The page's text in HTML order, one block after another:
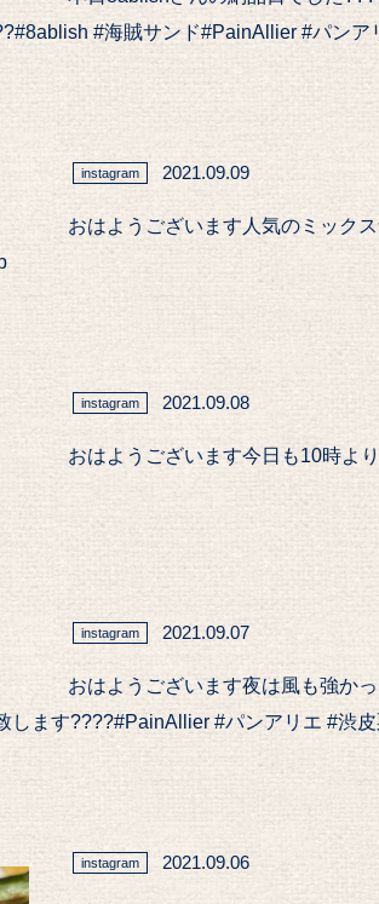
#海賊サンド#PainAllier #パンア
instagram 2021.09.09
おはようございます人気のミック
instagram 2021.09.08
おはようございます今日も10時よ
instagram 2021.09.07
おはようございます夜は風も強か
ます????#PainAllier #パンアリエ #渋
instagram 2021.09.06